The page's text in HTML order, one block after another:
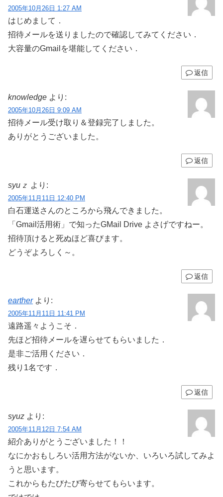
2005年10月26日 1:27 AM
はじめまして．
招待メールを送りましたので確認してみてください．
大容量のGmailを堪能してください．
返信
knowledge より:
2005年10月26日 9:09 AM
招待メール受け取り＆登録完了しました。
ありがとうございました。
返信
syuｚ より:
2005年11月11日 12:40 PM
白石運送さんのところから飛んできました。
「Gmail活用術」で知ったGMail Drive よさげですねー。
招待頂けると死ぬほど喜びます。
どうぞよろしく～。
返信
earther より:
2005年11月11日 11:41 PM
遠路遥々ようこそ．
先ほど招待メールを遅らせてもらいました．
是非ご活用ください．
残り1名です．
返信
syuz より:
2005年11月12日 7:54 AM
紹介ありがとうございました！！
なにかおもしろい活用方法がないか、いろいろ試してみよ
うと思います。
これからもたびたび寄らせてもらいます。